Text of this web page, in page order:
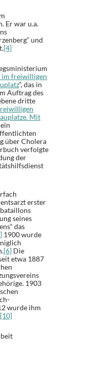
Er war u.a.
und
[4]
im freiwilligen
“, das in
Auftrag des
dritte
Mit
über Cholera
verfolgte
der
erster
seines
das
1900 wurde
[6] Die
etwa 1887
1903
wurde ihm
[10]